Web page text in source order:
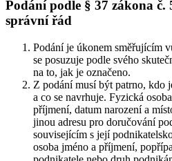
Podání podle § 37 zákona č.
správní řád
Podání je úkonem směřujícím
se posuzuje podle svého
na to, jak je označeno.
Z podání musí být patrno, kdo
a co se navrhuje. Fyzická
příjmení, datum narození a
jinou adresu pro doručování
souvisejícím s její
osoba jméno a příjmení,